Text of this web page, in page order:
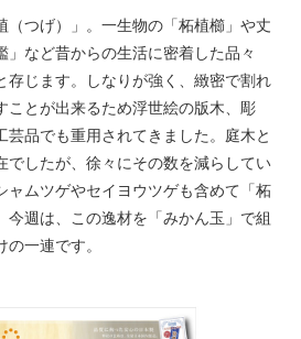
（つげ）」。一生物の「柘植櫛」や丈
」など昔からの生活に密着した品々
存じます。しなりが強く、緻密で割れ
ことが出来るため浮世絵の版木、彫
芸品でも重用されてきました。庭木と
でしたが、徐々にその数を減らしてい
ャムツゲやセイヨウツゲも含めて「柘
今週は、この逸材を「みかん玉」で組
一連です。